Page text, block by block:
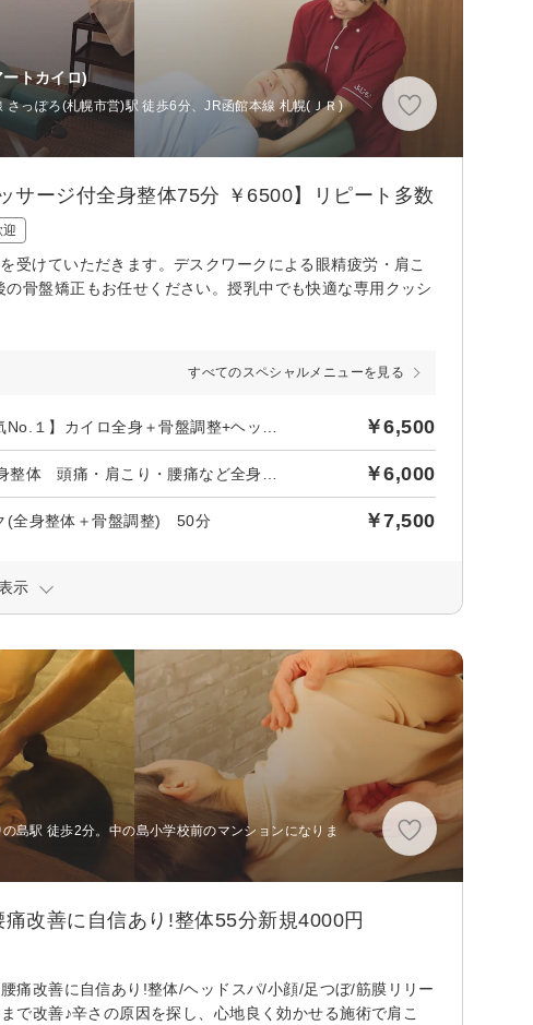
トカイロ)
さっぽろ(札幌市営)駅 徒歩6分、JR函館本線 札幌(ＪＲ)
サージ付全身整体75分 ￥6500】リピート多数
迎
けていただきます。デスクワークによる眼精疲労・肩こ
骨盤矯正もお任せください。授乳中でも快適な専用クッシ
すべてのスペシャルメニューを見る
￥6,500
￥6,000
(全身整体＋骨盤調整) 50分 ￥7,500
示
島駅 徒歩2分。中の島小学校前のマンションになりま
改善に自信あり!整体55分新規4000円
痛改善に自信あり!整体/ヘッドスパ/小顔/足つぼ/筋膜リリー
で改善♪辛さの原因を探し、心地良く効かせる施術で肩こ